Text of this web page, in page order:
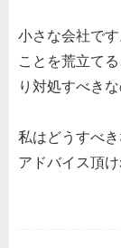
小さな会社です
ことを荒立て
り対処すべき
私はどうすべき
アドバイス頂け